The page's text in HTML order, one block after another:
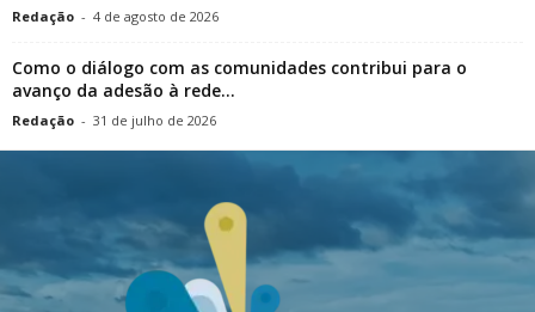
Redação - 4 de agosto de 2026
Como o diálogo com as comunidades contribui para o
avanço da adesão à rede...
Redação - 31 de julho de 2026